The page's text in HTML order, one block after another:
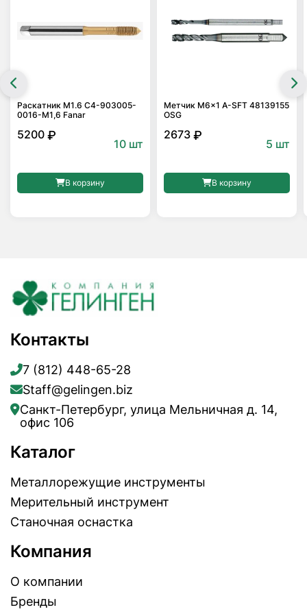
Раскатник M1.6 С4-903005-
0016-M1,6 Fanar
5200 ₽
10 шт
В корзину
Метчик M6x1 A-SFT 48139155
OSG
2673 ₽
5 шт
В корзину
Контакты
7 (812) 448-65-28
Staff@gelingen.biz
Санкт-Петербург, улица Мельничная д. 14,
офис 106
Каталог
Металлорежущие инструменты
Мерительный инструмент
Станочная оснастка
Компания
О компании
Бренды